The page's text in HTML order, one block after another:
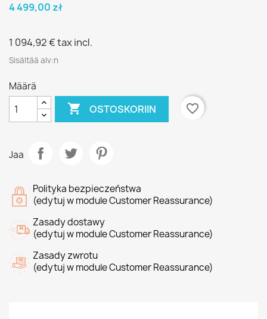
4 499,00 zł
1 094,92 €tax incl.
Sisältää alv:n
Määrä
 OSTOSKORIIN favorite_border
Jaa
Polityka bezpieczeństwa
(edytuj w module Customer Reassurance)
Zasady dostawy
(edytuj w module Customer Reassurance)
Zasady zwrotu
(edytuj w module Customer Reassurance)